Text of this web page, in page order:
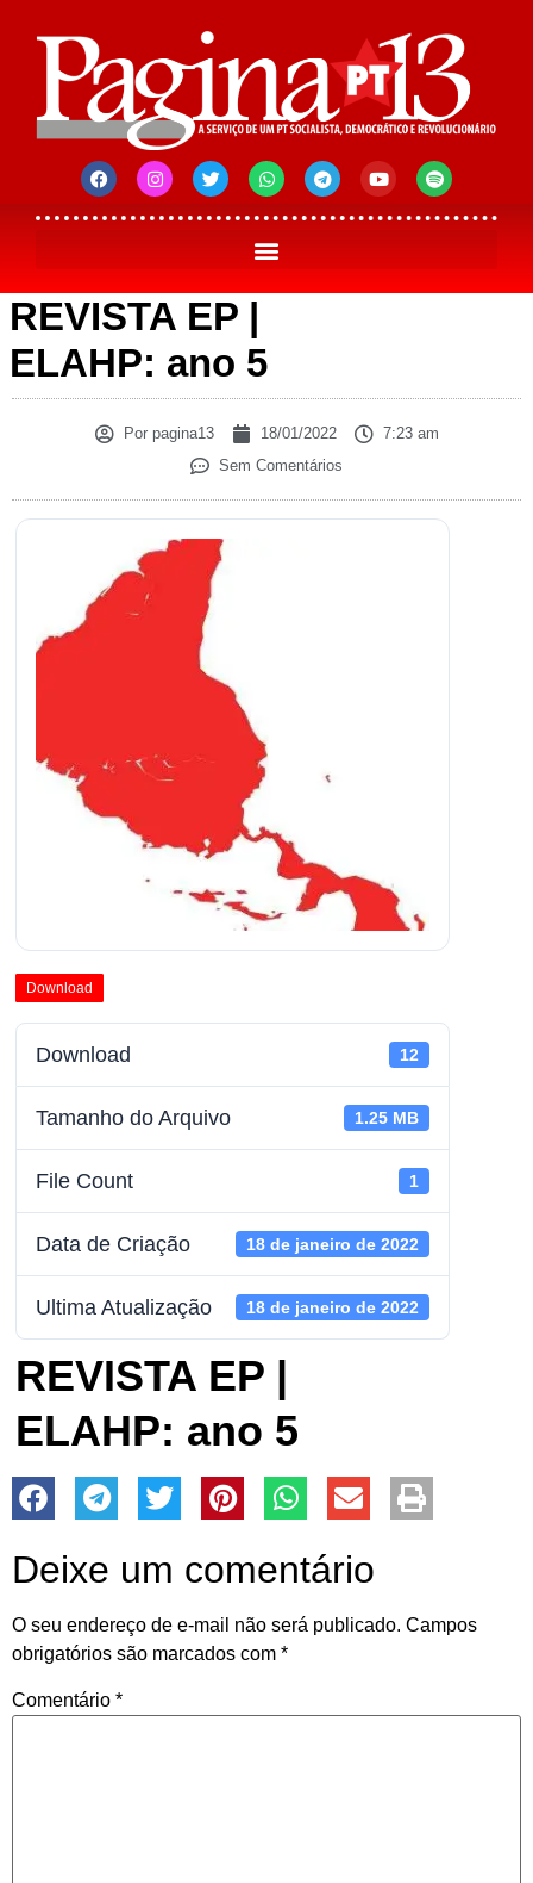
REVISTA EP |
ELAHP: ano 5
Porpagina13 18/01/2022
7:23 am
Sem Comentários
Download
Download 12
Tamanho do Arquivo 1.25 MB
File Count 1
Data de Criação 18 de janeiro de 2022
Ultima Atualização 18 de janeiro de 2022
REVISTA EP |
ELAHP: ano 5
Deixe um comentário
O seu endereço de e-mail não será publicado. Campos
obrigatórios são marcados com *
Comentário *